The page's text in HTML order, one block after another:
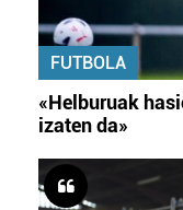
FUTBOLA
«Helburuak
izaten da»